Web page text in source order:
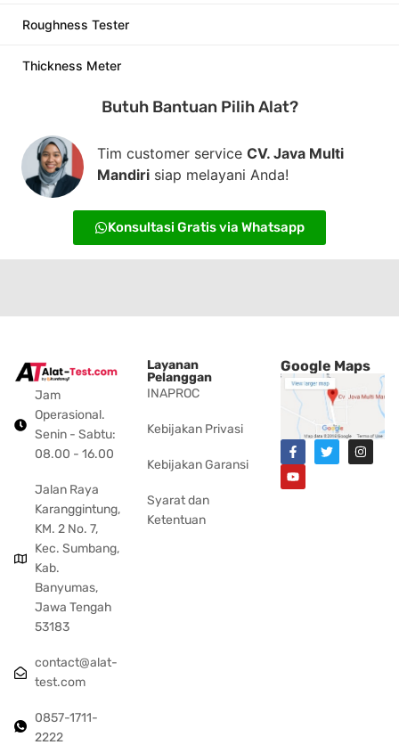
Roughness Tester
Thickness Meter
Butuh Bantuan Pilih Alat?
Tim customer service CV. Java Multi
Mandiri siap melayani Anda!
Konsultasi Gratis via Whatsapp
Jam
Operasional.
Senin - Sabtu:
08.00 - 16.00
Jalan Raya
Karanggintung,
KM. 2 No. 7,
Kec. Sumbang,
Kab.
Banyumas,
Jawa Tengah
53183
contact@alat-
test.com
0857-1711-
2222
Layanan
Pelanggan
INAPROC
Kebijakan Privasi
Kebijakan Garansi
Syarat dan
Ketentuan
Google Maps